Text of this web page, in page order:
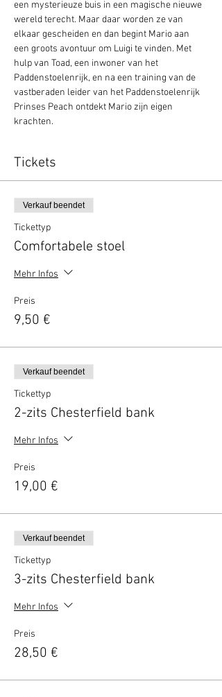
een mysterieuze buis in een magische nieuwe
wereld terecht. Maar daar worden ze van
elkaar gescheiden en dan begint Mario aan
een groots avontuur om Luigi te vinden. Met
hulp van Toad, een inwoner van het
Paddenstoelenrijk, en na een training van de
vastberaden leider van het Paddenstoelenrijk
Prinses Peach ontdekt Mario zijn eigen
krachten.
Tickets
Verkauf beendet
Tickettyp
Comfortabele stoel
Mehr Infos
Preis
9,50 €
Verkauf beendet
Tickettyp
2-zits Chesterfield bank
Mehr Infos
Preis
19,00 €
Verkauf beendet
Tickettyp
3-zits Chesterfield bank
Mehr Infos
Preis
28,50 €